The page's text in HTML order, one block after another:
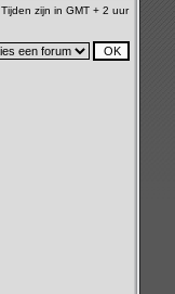
Tijden zijn in GMT + 2 uur